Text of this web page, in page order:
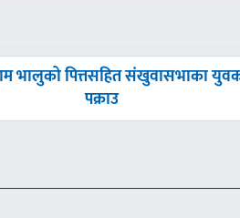
भालुको पित्तसहित संखुवासभाका
पक्राउ